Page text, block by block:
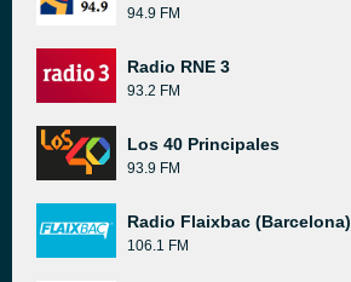
94.9 FM
Radio RNE 3
93.2 FM
Los 40 Principales
93.9 FM
Radio Flaixbac (Barcelona)
106.1 FM